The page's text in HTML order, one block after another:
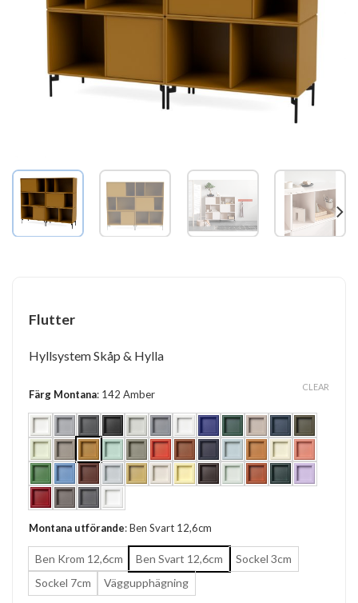
Flutter
Hyllsystem Skåp & Hylla
Färg Montana: 142 Amber
Montana utförande:Ben Svart 12,6cm
Ben Krom 12,6cm Ben Svart 12,6cm
Sockel 3cm
Sockel 7cm
Väggupphägning
CLEAR